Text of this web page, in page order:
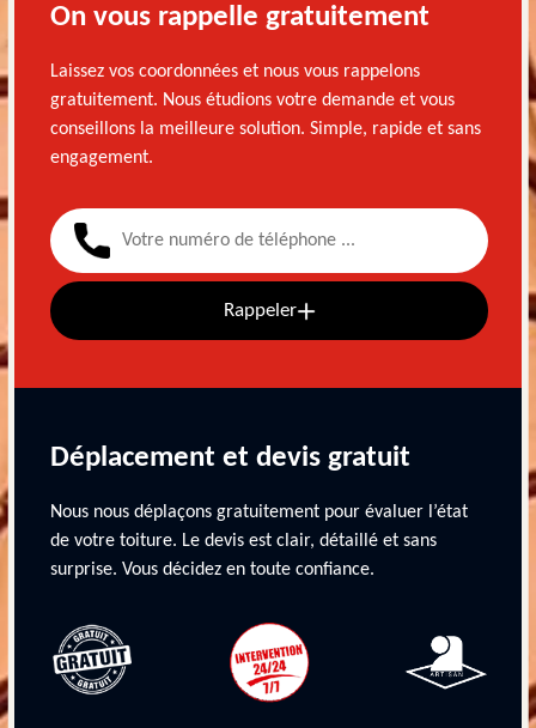
On vous rappelle gratuitement
Laissez vos coordonnées et nous vous rappelons
gratuitement. Nous étudions votre demande et vous
conseillons la meilleure solution. Simple, rapide et sans
engagement.
Rappeler
Déplacement et devis gratuit
Nous nous déplaçons gratuitement pour évaluer l’état
de votre toiture. Le devis est clair, détaillé et sans
surprise. Vous décidez en toute confiance.